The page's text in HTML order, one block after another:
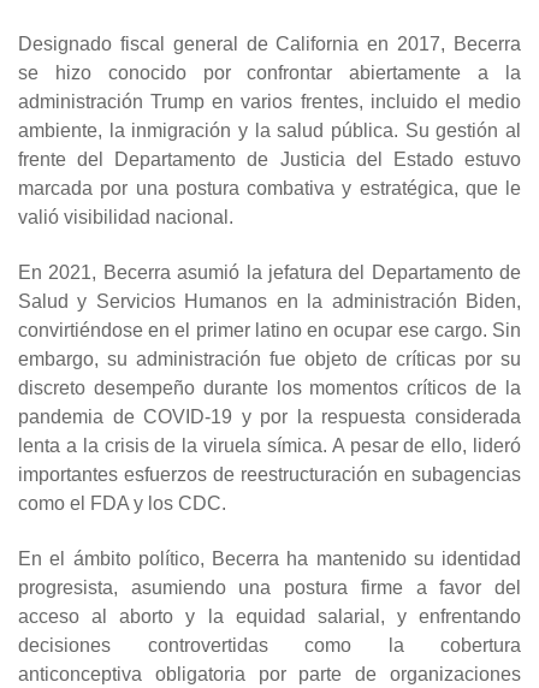
Designado fiscal general de California en 2017, Becerra
se hizo conocido por confrontar abiertamente a la
administración Trump en varios frentes, incluido el medio
ambiente, la inmigración y la salud pública. Su gestión al
frente del Departamento de Justicia del Estado estuvo
marcada por una postura combativa y estratégica, que le
valió visibilidad nacional.
En 2021, Becerra asumió la jefatura del Departamento de
Salud y Servicios Humanos en la administración Biden,
convirtiéndose en el primer latino en ocupar ese cargo. Sin
embargo, su administración fue objeto de críticas por su
discreto desempeño durante los momentos críticos de la
pandemia de COVID-19 y por la respuesta considerada
lenta a la crisis de la viruela símica. A pesar de ello, lideró
importantes esfuerzos de reestructuración en subagencias
como el FDA y los CDC.
En el ámbito político, Becerra ha mantenido su identidad
progresista, asumiendo una postura firme a favor del
acceso al aborto y la equidad salarial, y enfrentando
decisiones controvertidas como la cobertura
anticonceptiva obligatoria por parte de organizaciones